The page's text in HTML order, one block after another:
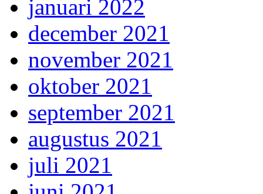
januari 2022
december 2021
november 2021
oktober 2021
september 2021
augustus 2021
juli 2021